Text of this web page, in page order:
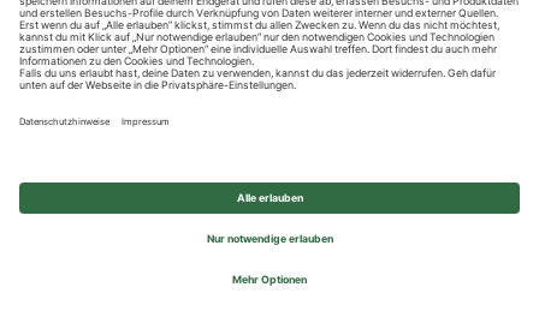
Privatsphäre-Einstellungen
© 2026 REWE Group - All rights reserved